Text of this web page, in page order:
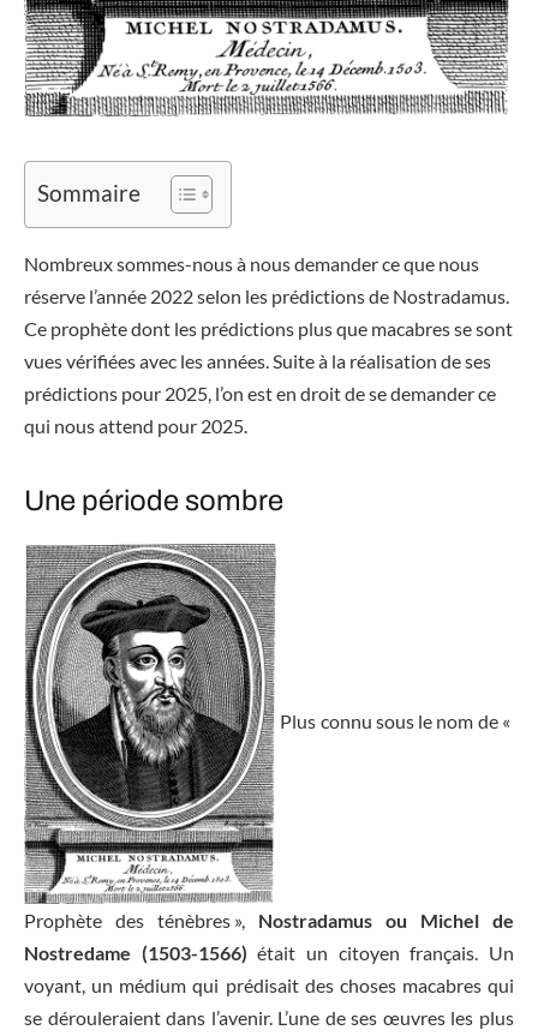
Sommaire
Nombreux sommes-nous à nous demander ce que nous
réserve l’année 2022 selon les prédictions de Nostradamus.
Ce prophète dont les prédictions plus que macabres se sont
vues vérifiées avec les années. Suite à la réalisation de ses
prédictions pour 2025, l’on est en droit de se demander ce
qui nous attend pour 2025.
Une période sombre
Plus connu sous le nom de «
Prophète des ténèbres », Nostradamus ou Michel de
Nostredame (1503-1566) était un citoyen français. Un
voyant, un médium qui prédisait des choses macabres qui
se dérouleraient dans l’avenir. L’une de ses œuvres les plus